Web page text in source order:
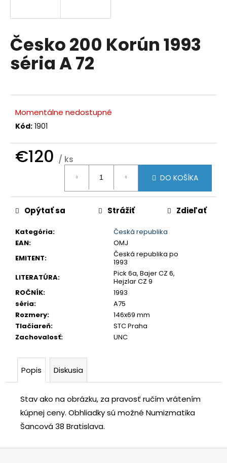
Česko 200 Korún 1993
séria A 72
Momentálne nedostupné
Kód: 1901
€120 / ks
DO KOŠÍKA
Kategória:
Česká republika
EAN:
OMJ
EMITENT:
Česká republika po
1993
LITERATÚRA:
Pick 6a, Bajer CZ 6,
Hejzlar CZ 9
ROČNÍK:
1993
séria:
A75
Rozmery:
146x69 mm
Tlačiareň:
STC Praha
Zachovalosť: UNC
Opýtať sa Strážiť Zdieľať
Popis Diskusia
Stav ako na obrázku, za pravosť ručím vrátením
kúpnej ceny. Obhliadky sú možné Numizmatika
Šancová 38 Bratislava.
s
ť
?
o
č
a
m
TETRADRACHMA
PTOLEMAIOS
VI.
PHILOMETOR,
SALAMIS
Z